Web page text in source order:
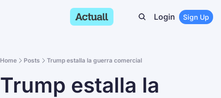
Login Sign Up
Home Posts Trump estalla la guerra comercial
Trump estalla la